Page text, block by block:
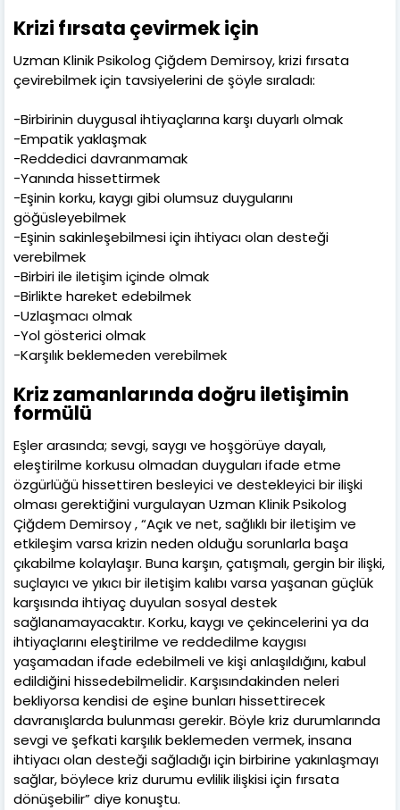
Krizi fırsata çevirmek için
Uzman Klinik Psikolog Çiğdem Demirsoy, krizi fırsata
çevirebilmek için tavsiyelerini de şöyle sıraladı:
-Birbirinin duygusal ihtiyaçlarına karşı duyarlı olmak
-Empatik yaklaşmak
-Reddedici davranmamak
-Yanında hissettirmek
-Eşinin korku, kaygı gibi olumsuz duygularını
göğüsleyebilmek
-Eşinin sakinleşebilmesi için ihtiyacı olan desteği
verebilmek
-Birbiri ile iletişim içinde olmak
-Birlikte hareket edebilmek
-Uzlaşmacı olmak
-Yol gösterici olmak
-Karşılık beklemeden verebilmek
Kriz zamanlarında doğru iletişimin
formülü
Eşler arasında; sevgi, saygı ve hoşgörüye dayalı,
eleştirilme korkusu olmadan duyguları ifade etme
özgürlüğü hissettiren besleyici ve destekleyici bir ilişki
olması gerektiğini vurgulayan Uzman Klinik Psikolog
Çiğdem Demirsoy , “Açık ve net, sağlıklı bir iletişim ve
etkileşim varsa krizin neden olduğu sorunlarla başa
çıkabilme kolaylaşır. Buna karşın, çatışmalı, gergin bir ilişki,
suçlayıcı ve yıkıcı bir iletişim kalıbı varsa yaşanan güçlük
karşısında ihtiyaç duyulan sosyal destek
sağlanamayacaktır. Korku, kaygı ve çekincelerini ya da
ihtiyaçlarını eleştirilme ve reddedilme kaygısı
yaşamadan ifade edebilmeli ve kişi anlaşıldığını, kabul
edildiğini hissedebilmelidir. Karşısındakinden neleri
bekliyorsa kendisi de eşine bunları hissettirecek
davranışlarda bulunması gerekir. Böyle kriz durumlarında
sevgi ve şefkati karşılık beklemeden vermek, insana
ihtiyacı olan desteği sağladığı için birbirine yakınlaşmayı
sağlar, böylece kriz durumu evlilik ilişkisi için fırsata
dönüşebilir” diye konuştu.